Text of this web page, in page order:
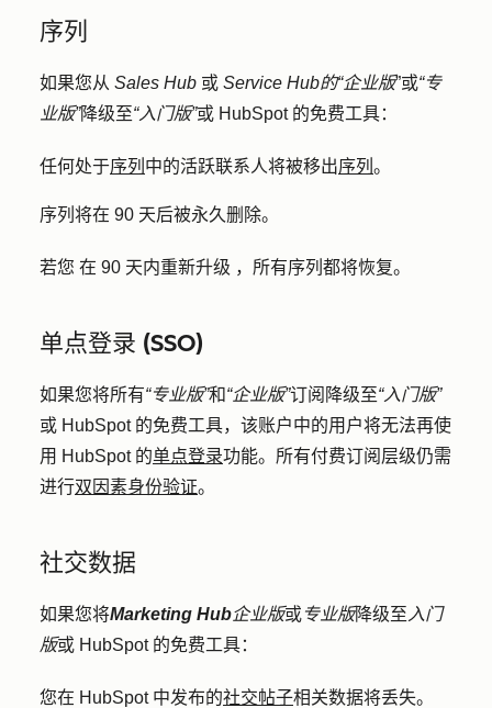
序列
如果您从 Sales Hub 或 Service Hub的“企业版”或“专
业版”降级至“入门版”或 HubSpot 的免费工具：
任何处于序列 中的活跃联系人将被移出序列 。
序列将在 90 天后被永久删除。
若您 在 90 天内重新升级 ，所有序列都将恢复。
单点登录 (SSO)
如果您将所有“专业版”和“企业版”订阅降级至“入门版”
或 HubSpot 的免费工具，该账户中的用户将无法再使
用 HubSpot 的单点登录功能。所有付费订阅层级仍需
进行双因素身份验证。
社交数据
如果您将Marketing Hub企业版或专业版降级至 入门
版或 HubSpot 的免费工具：
您在 HubSpot 中发布的社交帖子相关数据将丢失。